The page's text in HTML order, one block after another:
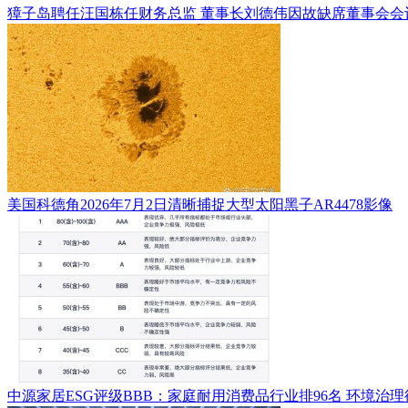
獐子岛聘任汪国栋任财务总监 董事长刘德伟因故缺席董事会会
美国科德角2026年7月2日清晰捕捉大型太阳黑子AR4478影像
中源家居ESG评级BBB：家庭耐用消费品行业排96名 环境治理